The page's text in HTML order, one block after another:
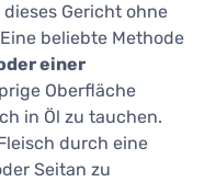
Gericht ohne
beliebte Methode
einer
Oberfläche
in Öl zu tauchen.
durch eine
Seitan zu